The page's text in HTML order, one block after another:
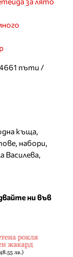
пъти /
къща,
, набори,
Василева,
ни във